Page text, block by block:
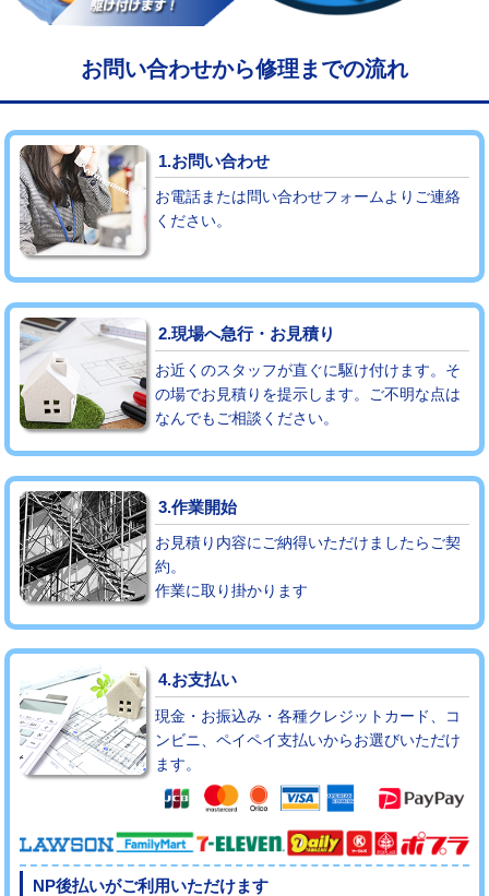
マス交換（土の掘削・埋め戻し作業） 11,000円~
マス交換（深さ50㎝未満） 55,000円
マス交換（深さ50㎝以上） 66,000円
コンクリート斫り（厚さ10㎝まで）
コンクリート斫り（厚さ10㎝超え） 38,500円
モルタル補修（厚さ10㎝まで）
モルタル補修（厚さ10㎝超え） 38,500円
追加人工 16,500円
廃棄・処分 現場見積
※給水管工事は20mmまでの価格です。
お問い合わせから修理までの流れ
1.お問い合わせ
お電話または問い合わせフォームよりご連絡
ください。
2.現場へ急行・お見積り
お近くのスタッフが直ぐに駆け付けます。そ
の場でお見積りを提示します。ご不明な点は
なんでもご相談ください。
3.作業開始
お見積り内容にご納得いただけましたらご契
約。
作業に取り掛かります
4.お支払い
現金・お振込み・各種クレジットカード、コ
ンビニ、ペイペイ支払いからお選びいただけ
ます。
NP後払いがご利用いただけます